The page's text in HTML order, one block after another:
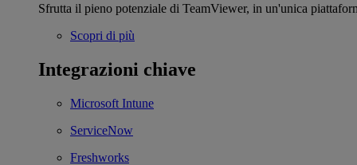
Sfrutta il pieno potenziale di TeamViewer, in un'unica
Scopri di più
Integrazioni chiave
Microsoft Intune
ServiceNow
Freshworks